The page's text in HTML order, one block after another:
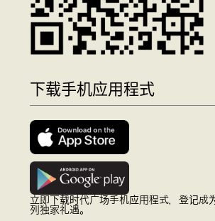
下载手机应用程式
立即下载时代广场手机应用程式，登记成
列独家礼遇。